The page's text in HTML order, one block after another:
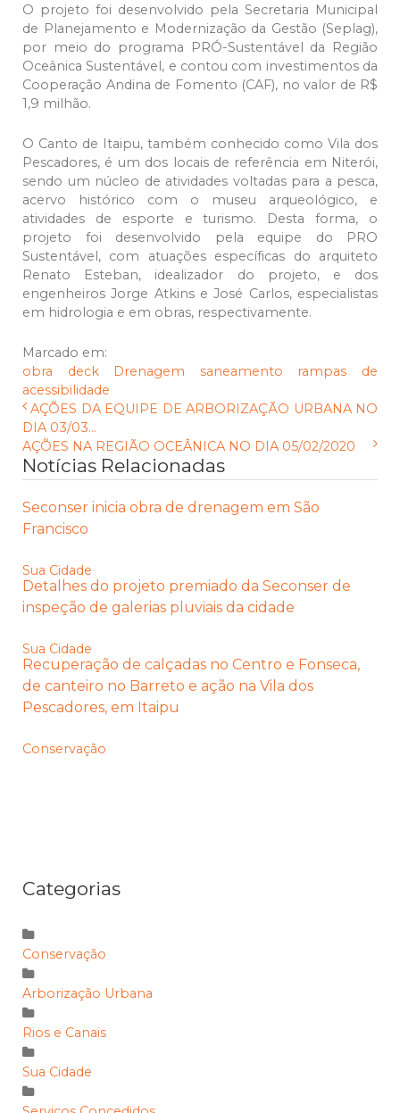
O projeto foi desenvolvido pela Secretaria Municipal
de Planejamento e Modernização da Gestão (Seplag),
por meio do programa PRÓ-Sustentável da Região
Oceânica Sustentável, e contou com investimentos da
Cooperação Andina de Fomento (CAF), no valor de R$
1,9 milhão.
O Canto de Itaipu, também conhecido como Vila dos
Pescadores, é um dos locais de referência em Niterói,
sendo um núcleo de atividades voltadas para a pesca,
acervo histórico com o museu arqueológico, e
atividades de esporte e turismo. Desta forma, o
projeto foi desenvolvido pela equipe do PRO
Sustentável, com atuações específicas do arquiteto
Renato Esteban, idealizador do projeto, e dos
engenheiros Jorge Atkins e José Carlos, especialistas
em hidrologia e em obras, respectivamente.
Marcado em:
obra
deck Drenagem saneamento
rampas de
acessibilidade
AÇÕES DA EQUIPE DE ARBORIZAÇÃO URBANA NO
DIA 03/03...
AÇÕES NA REGIÃO OCEÂNICA NO DIA 05/02/2020
Notícias Relacionadas
Seconser inicia obra de drenagem em São
Francisco
Sua Cidade
Detalhes do projeto premiado da Seconser de
inspeção de galerias pluviais da cidade
Sua Cidade
Recuperação de calçadas no Centro e Fonseca,
de canteiro no Barreto e ação na Vila dos
Pescadores, em Itaipu
Conservação
Categorias
Conservação
Arborização Urbana
Rios e Canais
Sua Cidade